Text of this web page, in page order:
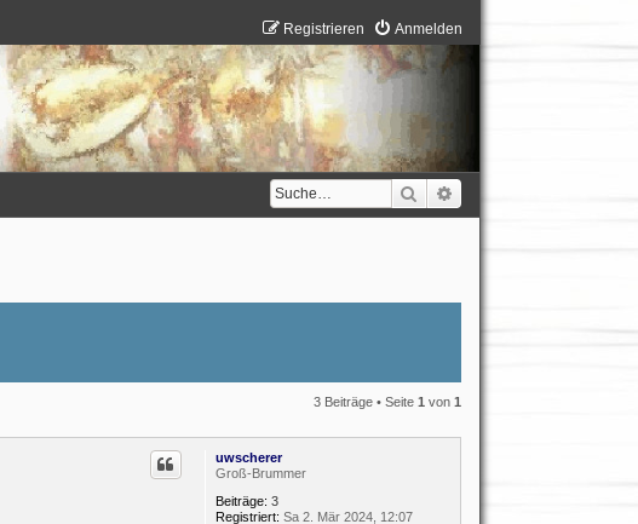
Anmelden
Registrieren
Suche
3 Beiträge • Seite 1 von 1
uwscherer
Groß-Brummer
Beiträge: 3
Registriert: Sa 2. Mär 2024, 12:07